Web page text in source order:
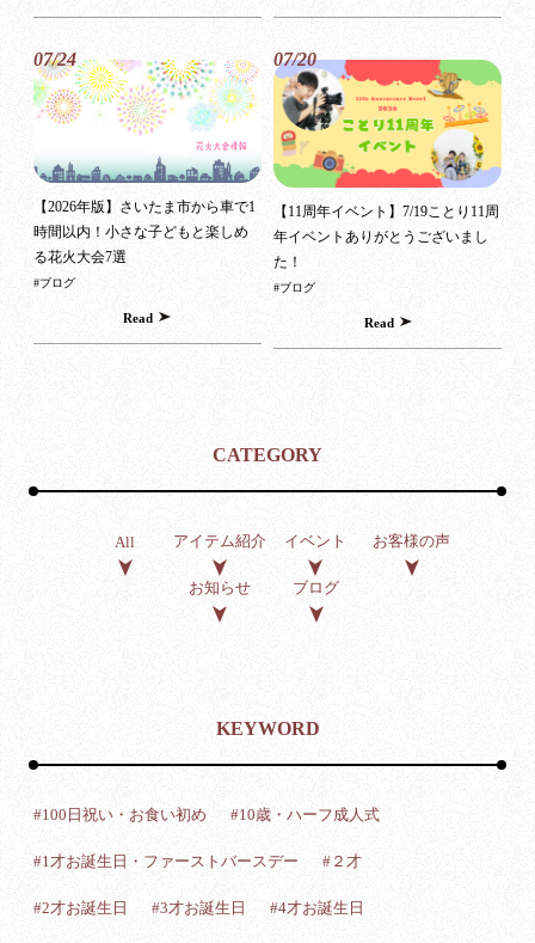
07/24
【2026年版】さいたま市から車で1
時間以内！小さな子どもと楽しめ
る花火大会7選
#ブログ
Read
07/20
【11周年イベント】7/19ことり11周
年イベントありがとうございまし
た！
#ブログ
Read
CATEGORY
All アイテム紹介 イベント お客様の声
お知らせ ブログ
KEYWORD
#100日祝い・お食い初め #10歳・ハーフ成人式
#1才お誕生日・ファーストバースデー #２才
#2才お誕生日 #3才お誕生日 #4才お誕生日